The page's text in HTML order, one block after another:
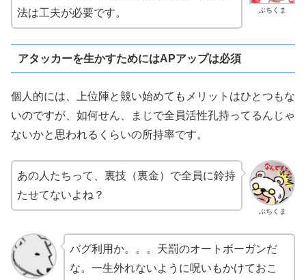
ぶちくま
法は工夫が必要です。
アタッカーを生かすためにはAPアップは必須
個人的には、上位陣と競い始めてもメリットはひとつもな
いのですが、如何せん、まじで全員活性孔持ってるんじゃ
ないかと思われるくらいの所持率です。
ぶちくま
あの人たちって、裏技（裏金）で全員に鈴持
たせてないよね？
バグ利用か。。。天罰のオートボーガンだ
な。一生外れないように呪いもかけておこ